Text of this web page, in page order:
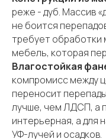
реже - дуб. Массив
не боится
требует обработки
мебель, которая
Влагостойкая
компромисс между
переносит
лучше, чем ЛДСП, а
интерьерная, а для
УФ-лучей и осадков.